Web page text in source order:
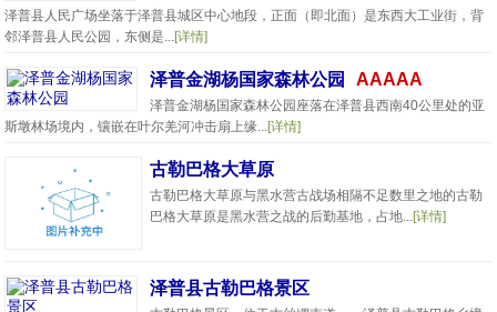
泽普县人民广场坐落于泽普县城区中心地段，正面（即北面）是东西大工业街，背
邻泽普县人民公园，东侧是...[详情]
泽普金湖杨国家森林公园 AAAAA
泽普金湖杨国家森林公园座落在泽普县西南40公里处的亚
斯墩林场境内，镶嵌在叶尔羌河冲击扇上缘...[详情]
古勒巴格大草原
古勒巴格大草原与黑水营古战场相隔不足数里之地的古勒
巴格大草原是黑水营之战的后勤基地，占地...[详情]
泽普县古勒巴格景区